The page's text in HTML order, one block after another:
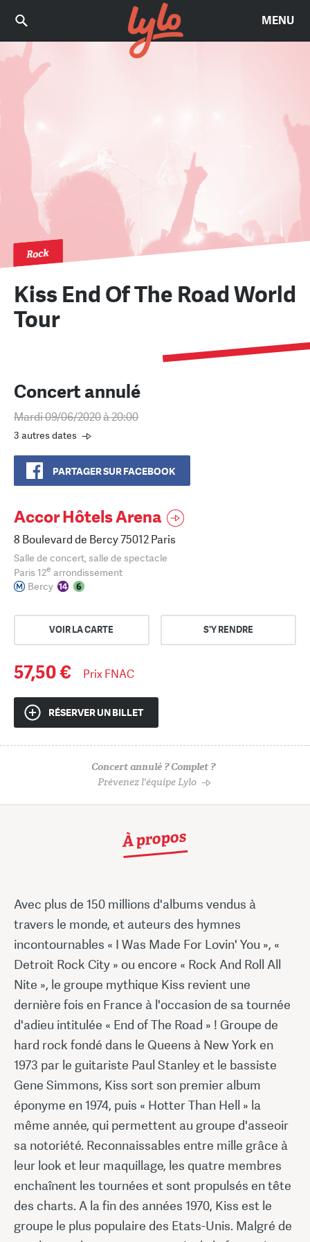
MENU
Rock
Kiss End Of The Road World
Tour
Concert annulé
Mardi 09/06/2020à 20:00
3 autres dates
PARTAGER SUR FACEBOOK
Accor Hôtels Arena
8 Boulevard de Bercy 75012 Paris
Salle de concert, salle de spectacle
Paris 12e arrondissement
Bercy
VOIR LA CARTE S'Y RENDRE
57,50 € Prix FNAC
RÉSERVER UN BILLET
Concert annulé ? Complet ?
Prévenez l'équipe Lylo
À propos
Avec plus de 150 millions d'albums vendus à
travers le monde, et auteurs des hymnes
incontournables « I Was Made For Lovin' You », «
Detroit Rock City » ou encore « Rock And Roll All
Nite », le groupe mythique Kiss revient une
dernière fois en France à l'occasion de sa tournée
d'adieu intitulée « End of The Road » ! Groupe de
hard rock fondé dans le Queens à New York en
1973 par le guitariste Paul Stanley et le bassiste
Gene Simmons, Kiss sort son premier album
éponyme en 1974, puis « Hotter Than Hell » la
même année, qui permettent au groupe d'asseoir
sa notoriété. Reconnaissables entre mille grâce à
leur look et leur maquillage, les quatre membres
enchaînent les tournées et sont propulsés en tête
des charts. A la fin des années 1970, Kiss est le
groupe le plus populaire des Etats-Unis. Malgré de